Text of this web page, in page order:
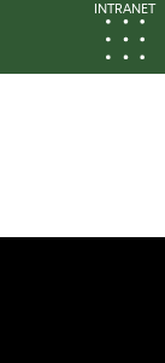
INTRANET